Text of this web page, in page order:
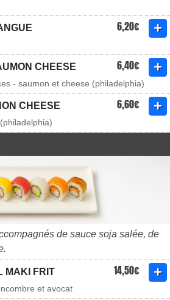
6,20€
CHEESE 6,40€
- saumon et cheese (philadelphia)
CHEESE 6,60€
de sauce soja salée, de
MAKI FRIT 14,50€
et avocat